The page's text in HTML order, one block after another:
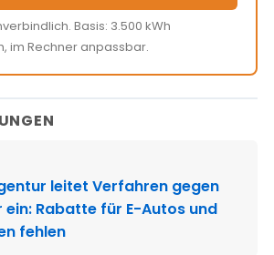
Basis: 3.500 kWh
im Rechner anpassbar.
leitet Verfahren gegen
Rabatte für E-Autos und
fehlen